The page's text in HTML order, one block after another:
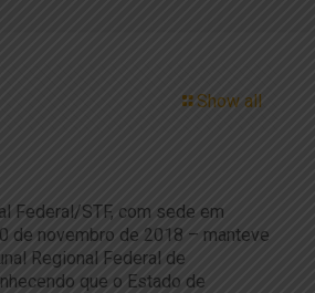
Show all
Federal/STF, com sede em
de novembro de 2018 – manteve
Regional Federal de
que o Estado de